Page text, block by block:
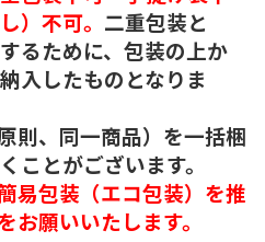
）不可。 二重包装と
るために、包装の上か
入したものとなりま
則、同一商品）を一括梱
ことがございます。
易包装（エコ包装）を推
お願いいたします。